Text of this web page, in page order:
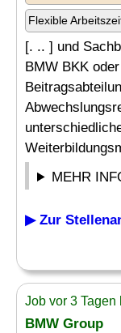
Flexible
[. .. ] und
BMW BKK
MEHR
▶ Zur
Job vor 3
BMW Group